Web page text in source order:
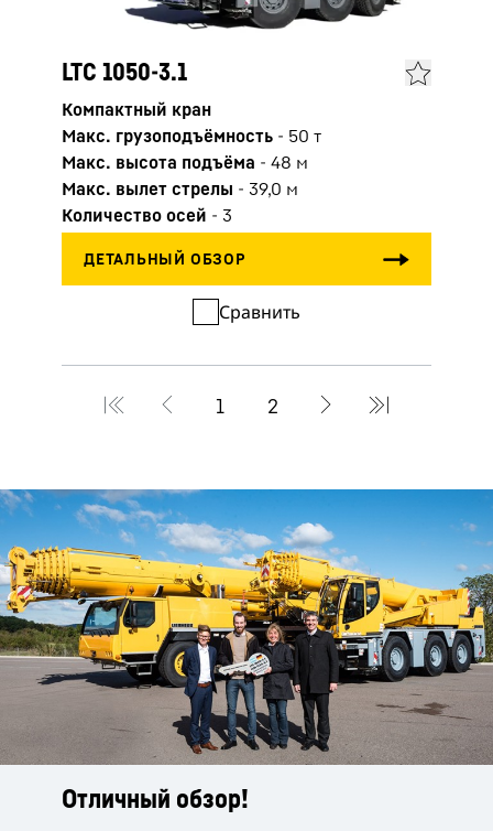
LTC 1050-3.1
Компактный кран
Макс. грузоподъёмность - 50 т
Макс. высота подъёма - 48 м
Макс. вылет стрелы - 39,0 м
Количество осей - 3
Сравнить
Отличный обзор!
Полностью безопасная